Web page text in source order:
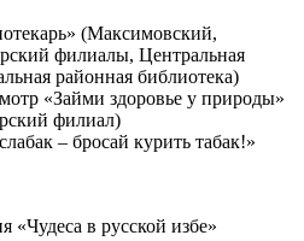
(Максимовский,
филиалы, Центральная
районная библиотека)
«Займи здоровье у природы»
филиал)
– бросай курить табак!»
«Чудеса в русской избе»